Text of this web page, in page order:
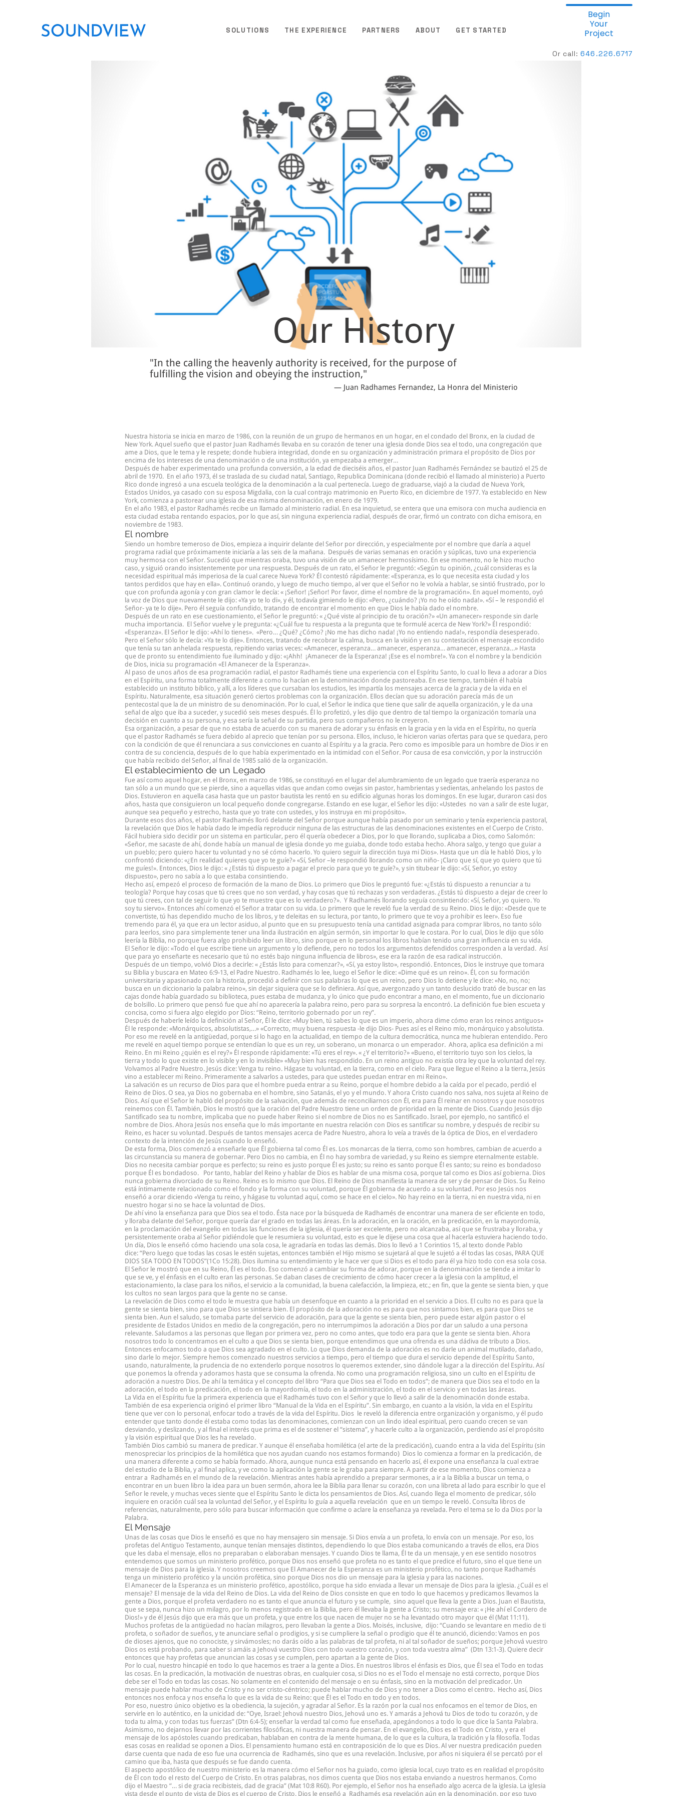
SOLUTIONS THE EXPERIENCE PARTNERS ABOUT GET STARTED
Begin
Your
Project
Or call:646.226.6717
Our History
"In the calling the heavenly authority is received, for the purpose of
fulfilling the vision and obeying the instruction,"
― Juan Radhames Fernandez, La Honra del Ministerio
Nuestra historia se inicia en marzo de 1986, con la reunión de un grupo de hermanos en un hogar, en el condado del Bronx, en la ciudad de
New York. Aquel sueño que el pastor Juan Radhamés llevaba en su corazón de tener una iglesia donde Dios sea el todo, una congregación que
ame a Dios, que le tema y le respete; donde hubiera integridad, donde en su organización y administración primara el propósito de Dios por
encima de los intereses de una denominación o de una institución, ya empezaba a emerger…
Después de haber experimentado una profunda conversión, a la edad de dieciséis años, el pastor Juan Radhamés Fernández se bautizó el 25 de
abril de 1970. En el año 1973, él se traslada de su ciudad natal, Santiago, Republica Dominicana (donde recibió el llamado al ministerio) a Puerto
Rico donde ingresó a una escuela teológica de la denominación a la cual pertenecía. Luego de graduarse, viajó a la ciudad de Nueva York,
Estados Unidos, ya casado con su esposa Migdalia, con la cual contrajo matrimonio en Puerto Rico, en diciembre de 1977. Ya establecido en New
York, comienza a pastorear una iglesia de esa misma denominación, en enero de 1979.
En el año 1983, el pastor Radhamés recibe un llamado al ministerio radial. En esa inquietud, se entera que una emisora con mucha audiencia en
esta ciudad estaba rentando espacios, por lo que así, sin ninguna experiencia radial, después de orar, firmó un contrato con dicha emisora, en
noviembre de 1983.
El nombre
Siendo un hombre temeroso de Dios, empieza a inquirir delante del Señor por dirección, y especialmente por el nombre que daría a aquel
programa radial que próximamente iniciaría a las seis de la mañana. Después de varias semanas en oración y súplicas, tuvo una experiencia
muy hermosa con el Señor. Sucedió que mientras oraba, tuvo una visión de un amanecer hermosísimo. En ese momento, no le hizo mucho
caso, y siguió orando insistentemente por una respuesta. Después de un rato, el Señor le preguntó: «Según tu opinión, ¿cuál consideras es la
necesidad espiritual más imperiosa de la cual carece Nueva York? Él contestó rápidamente: «Esperanza, es lo que necesita esta ciudad y los
tantos perdidos que hay en ella». Continuó orando, y luego de mucho tiempo, al ver que el Señor no le volvía a hablar, se sintió frustrado, por lo
que con profunda agonía y con gran clamor le decía: « ¡Señor! ¡Señor! Por favor, dime el nombre de la programación». En aquel momento, oyó
la voz de Dios que nuevamente le dijo: «Ya yo te lo di», y él, todavía gimiendo le dijo: «Pero, ¿cuándo? ¡Yo no he oído nada!». «Sí – le respondió el
Señor- ya te lo dije». Pero él seguía confundido, tratando de encontrar el momento en que Dios le había dado el nombre.
Después de un rato en ese cuestionamiento, el Señor le preguntó: « ¿Qué viste al principio de tu oración?» «Un amanecer» responde sin darle
mucha importancia. El Señor vuelve y le pregunta: «¿Cuál fue tu respuesta a la pregunta que te formulé acerca de New York?» Él respondió:
«Esperanza». El Señor le dijo: «Ahí lo tienes». «Pero… ¿Qué? ¿Cómo? ¡No me has dicho nada! ¡Yo no entiendo nada!», respondía desesperado.
Pero el Señor sólo le decía: «Ya te lo dije». Entonces, tratando de recobrar la calma, busca en la visión y en su contestación el mensaje escondido
que tenía su tan anhelada respuesta, repitiendo varias veces: «Amanecer, esperanza… amanecer, esperanza… amanecer, esperanza…» Hasta
que de pronto su entendimiento fue iluminado y dijo: «¡Ahh! ¡Amanecer de la Esperanza! ¡Ese es el nombre!». Ya con el nombre y la bendición
de Dios, inicia su programación «El Amanecer de la Esperanza».
Al paso de unos años de esa programación radial, el pastor Radhamés tiene una experiencia con el Espíritu Santo, lo cual lo lleva a adorar a Dios
en el Espíritu, una forma totalmente diferente a como lo hacían en la denominación donde pastoreaba. En ese tiempo, también él había
establecido un instituto bíblico, y allí, a los líderes que cursaban los estudios, les impartía los mensajes acerca de la gracia y de la vida en el
Espíritu. Naturalmente, esa situación generó ciertos problemas con la organización. Ellos decían que su adoración parecía más de un
pentecostal que la de un ministro de su denominación. Por lo cual, el Señor le indica que tiene que salir de aquella organización, y le da una
señal de algo que iba a suceder, y sucedió seis meses después. Él lo profetizó, y les dijo que dentro de tal tiempo la organización tomaría una
decisión en cuanto a su persona, y esa sería la señal de su partida, pero sus compañeros no le creyeron.
Esa organización, a pesar de que no estaba de acuerdo con su manera de adorar y su énfasis en la gracia y en la vida en el Espíritu, no quería
que el pastor Radhamés se fuera debido al aprecio que tenían por su persona. Ellos, incluso, le hicieron varias ofertas para que se quedara, pero
con la condición de que él renunciara a sus convicciones en cuanto al Espíritu y a la gracia. Pero como es imposible para un hombre de Dios ir en
contra de su conciencia, después de lo que había experimentado en la intimidad con el Señor. Por causa de esa convicción, y por la instrucción
que había recibido del Señor, al final de 1985 salió de la organización.
El establecimiento de un Legado
Fue así como aquel hogar, en el Bronx, en marzo de 1986, se constituyó en el lugar del alumbramiento de un legado que traería esperanza no
tan sólo a un mundo que se pierde, sino a aquellas vidas que andan como ovejas sin pastor, hambrientas y sedientas, anhelando los pastos de
Dios. Estuvieron en aquella casa hasta que un pastor bautista les rentó en su edificio algunas horas los domingos. En ese lugar, duraron casi dos
años, hasta que consiguieron un local pequeño donde congregarse. Estando en ese lugar, el Señor les dijo: «Ustedes no van a salir de este lugar,
aunque sea pequeño y estrecho, hasta que yo trate con ustedes, y los instruya en mi propósito».
Durante esos dos años, el pastor Radhamés lloró delante del Señor porque aunque había pasado por un seminario y tenía experiencia pastoral,
la revelación que Dios le había dado le impedía reproducir ninguna de las estructuras de las denominaciones existentes en el Cuerpo de Cristo.
Fácil hubiera sido decidir por un sistema en particular, pero él quería obedecer a Dios, por lo que llorando, suplicaba a Dios, como Salomón:
«Señor, me sacaste de ahí, donde había un manual de iglesia donde yo me guiaba, donde todo estaba hecho. Ahora salgo, y tengo que guiar a
un pueblo; pero quiero hacer tu voluntad y no sé cómo hacerlo. Yo quiero seguir la dirección tuya mi Dios». Hasta que un día le habló Dios, y lo
confrontó diciendo: «¿En realidad quieres que yo te guíe?» «Sí, Señor –le respondió llorando como un niño- ¡Claro que sí, que yo quiero que tú
me guíes!». Entonces, Dios le dijo: « ¿Estás tú dispuesto a pagar el precio para que yo te guíe?», y sin titubear le dijo: «Sí, Señor, yo estoy
dispuesto», pero no sabía a lo que estaba consintiendo.
Hecho así, empezó el proceso de formación de la mano de Dios. Lo primero que Dios le preguntó fue: «¿Estás tú dispuesto a renunciar a tu
teología? Porque hay cosas que tú crees que no son verdad, y hay cosas que tú rechazas y son verdaderas. ¿Estás tú dispuesto a dejar de creer lo
que tú crees, con tal de seguir lo que yo te muestre que es lo verdadero?». Y Radhamés llorando seguía consintiendo: «Sí, Señor, yo quiero. Yo
soy tu siervo». Entonces ahí comenzó el Señor a tratar con su vida. Lo primero que le reveló fue la verdad de su Reino. Dios le dijo: «Desde que te
convertiste, tú has dependido mucho de los libros, y te deleitas en su lectura, por tanto, lo primero que te voy a prohibir es leer». Eso fue
tremendo para él, ya que era un lector asiduo, al punto que en su presupuesto tenía una cantidad asignada para comprar libros, no tanto sólo
para leerlos, sino para simplemente tener una linda ilustración en algún sermón, sin importar lo que le costara. Por lo cual, Dios le dijo que sólo
leería la Biblia, no porque fuera algo prohibido leer un libro, sino porque en lo personal los libros habían tenido una gran influencia en su vida.
El Señor le dijo: «Todo el que escribe tiene un argumento y lo defiende, pero no todos los argumentos defendidos corresponden a la verdad. Así
que para yo enseñarte es necesario que tú no estés bajo ninguna influencia de libros», ese era la razón de esa radical instrucción.
Después de un tiempo, volvió Dios a decirle: « ¿Estás listo para comenzar?», «Sí, ya estoy listo», respondió. Entonces, Dios le instruye que tomara
su Biblia y buscara en Mateo 6:9-13, el Padre Nuestro. Radhamés lo lee, luego el Señor le dice: «Dime qué es un reino». Él, con su formación
universitaria y apasionado con la historia, procedió a definir con sus palabras lo que es un reino, pero Dios lo detiene y le dice: «No, no, no;
busca en un diccionario la palabra reino», sin dejar siquiera que se lo definiera. Así que, avergonzado y un tanto deslucido trató de buscar en las
cajas donde había guardado su biblioteca, pues estaba de mudanza, y lo único que pudo encontrar a mano, en el momento, fue un diccionario
de bolsillo. Lo primero que pensó fue que ahí no aparecería la palabra reino, pero para su sorpresa la encontró. La definición fue bien escueta y
concisa, como si fuera algo elegido por Dios: “Reino, territorio gobernado por un rey”.
Después de haberle leído la definición al Señor, Él le dice: «Muy bien, tú sabes lo que es un imperio, ahora dime cómo eran los reinos antiguos»
Él le responde: «Monárquicos, absolutistas,…» «Correcto, muy buena respuesta -le dijo Dios- Pues así es el Reino mío, monárquico y absolutista.
Por eso me revelé en la antigüedad, porque si lo hago en la actualidad, en tiempo de la cultura democrática, nunca me hubieran entendido. Pero
me revelé en aquel tiempo porque se entendían lo que es un rey, un soberano, un monarca o un emperador. Ahora, aplica esa definición a mi
Reino. En mi Reino ¿quién es el rey?» Él responde rápidamente: «Tú eres el rey». « ¿Y el territorio?» «Bueno, el territorio tuyo son los cielos, la
tierra y todo lo que existe en lo visible y en lo invisible» «Muy bien has respondido. En un reino antiguo no existía otra ley que la voluntad del rey.
Volvamos al Padre Nuestro. Jesús dice: Venga tu reino. Hágase tu voluntad, en la tierra, como en el cielo. Para que llegue el Reino a la tierra, Jesús
vino a establecer mi Reino. Primeramente a salvarlos a ustedes, para que ustedes puedan entrar en mi Reino».
La salvación es un recurso de Dios para que el hombre pueda entrar a su Reino, porque el hombre debido a la caída por el pecado, perdió el
Reino de Dios. O sea, ya Dios no gobernaba en el hombre, sino Satanás, el yo y el mundo. Y ahora Cristo cuando nos salva, nos sujeta al Reino de
Dios. Así que el Señor le habló del propósito de la salvación, que además de reconciliarnos con Él, era para Él reinar en nosotros y que nosotros
reinemos con Él. También, Dios le mostró que la oración del Padre Nuestro tiene un orden de prioridad en la mente de Dios. Cuando Jesús dijo
Santificado sea tu nombre, implicaba que no puede haber Reino si el nombre de Dios no es Santificado. Israel, por ejemplo, no santificó el
nombre de Dios. Ahora Jesús nos enseña que lo más importante en nuestra relación con Dios es santificar su nombre, y después de recibir su
Reino, es hacer su voluntad. Después de tantos mensajes acerca de Padre Nuestro, ahora lo veía a través de la óptica de Dios, en el verdadero
contexto de la intención de Jesús cuando lo enseñó.
De esta forma, Dios comenzó a enseñarle que Él gobierna tal como Él es. Los monarcas de la tierra, como son hombres, cambian de acuerdo a
las circunstancia su manera de gobernar. Pero Dios no cambia, en Él no hay sombra de variedad, y su Reino es siempre eternalmente estable.
Dios no necesita cambiar porque es perfecto; su reino es justo porque Él es justo; su reino es santo porque Él es santo; su reino es bondadoso
porque Él es bondadoso. Por tanto, hablar del Reino y hablar de Dios es hablar de una misma cosa, porque tal como es Dios así gobierna. Dios
nunca gobierna divorciado de su Reino. Reino es lo mismo que Dios. El Reino de Dios manifiesta la manera de ser y de pensar de Dios. Su Reino
está íntimamente relacionado como el fondo y la forma con su voluntad, porque Él gobierna de acuerdo a su voluntad. Por eso Jesús nos
enseñó a orar diciendo «Venga tu reino, y hágase tu voluntad aquí, como se hace en el cielo». No hay reino en la tierra, ni en nuestra vida, ni en
nuestro hogar si no se hace la voluntad de Dios.
De ahí vino la enseñanza para que Dios sea el todo. Ésta nace por la búsqueda de Radhamés de encontrar una manera de ser eficiente en todo,
y lloraba delante del Señor, porque quería dar el grado en todas las áreas. En la adoración, en la oración, en la predicación, en la mayordomía,
en la proclamación del evangelio en todas las funciones de la iglesia, él quería ser excelente, pero no alcanzaba, así que se frustraba y lloraba, y
persistentemente oraba al Señor pidiéndole que le resumiera su voluntad, esto es que le dijese una cosa que al hacerla estuviera haciendo todo.
Un día, Dios le enseñó cómo haciendo una sola cosa, le agradaría en todas las demás. Dios lo llevó a 1 Corintios 15, al texto donde Pablo
dice: “Pero luego que todas las cosas le estén sujetas, entonces también el Hijo mismo se sujetará al que le sujetó a él todas las cosas, PARA QUE
DIOS SEA TODO EN TODOS”(1Co 15:28). Dios ilumina su entendimiento y le hace ver que si Dios es el todo para él ya hizo todo con esa sola cosa.
El Señor le mostró que en su Reino, Él es el todo. Eso comenzó a cambiar su forma de adorar, porque en la denominación se tiende a imitar lo
que se ve, y el énfasis en el culto eran las personas. Se daban clases de crecimiento de cómo hacer crecer a la iglesia con la amplitud, el
estacionamiento, la clase para los niños, el servicio a la comunidad, la buena calefacción, la limpieza, etc.; en fin, que la gente se sienta bien, y que
los cultos no sean largos para que la gente no se canse.
La revelación de Dios como el todo le muestra que había un desenfoque en cuanto a la prioridad en el servicio a Dios. El culto no es para que la
gente se sienta bien, sino para que Dios se sintiera bien. El propósito de la adoración no es para que nos sintamos bien, es para que Dios se
sienta bien. Aun el saludo, se tomaba parte del servicio de adoración, para que la gente se sienta bien, pero puede estar algún pastor o el
presidente de Estados Unidos en medio de la congregación, pero no interrumpimos la adoración a Dios por dar un saludo a una persona
relevante. Saludamos a las personas que llegan por primera vez, pero no como antes, que todo era para que la gente se sienta bien. Ahora
nosotros todo lo concentramos en el culto a que Dios se sienta bien, porque entendimos que una ofrenda es una dádiva de tributo a Dios.
Entonces enfocamos todo a que Dios sea agradado en el culto. Lo que Dios demanda de la adoración es no darle un animal mutilado, dañado,
sino darle lo mejor. Siempre hemos comenzado nuestros servicios a tiempo, pero el tiempo que dura el servicio depende del Espíritu Santo,
usando, naturalmente, la prudencia de no extenderlo porque nosotros lo queremos extender, sino dándole lugar a la dirección del Espíritu. Así
que ponemos la ofrenda y adoramos hasta que se consuma la ofrenda. No como una programación religiosa, sino un culto en el Espíritu de
adoración a nuestro Dios. De ahí la temática y el concepto del libro “Para que Dios sea el Todo en todos”; de manera que Dios sea el todo en la
adoración, el todo en la predicación, el todo en la mayordomía, el todo en la administración, el todo en el servicio y en todas las áreas.
La Vida en el Espíritu fue la primera experiencia que el Radhamés tuvo con el Señor y que lo llevó a salir de la denominación donde estaba.
También de esa experiencia originó el primer libro “Manual de la Vida en el Espíritu”. Sin embargo, en cuanto a la visión, la vida en el Espíritu
tiene que ver con lo personal, enfocar todo a través de la vida del Espíritu. Dios le reveló la diferencia entre organización y organismo, y él pudo
entender que tanto donde él estaba como todas las denominaciones, comienzan con un lindo ideal espiritual, pero cuando crecen se van
desviando, y deslizando, y al final el interés que prima es el de sostener el “sistema”, y hacerle culto a la organización, perdiendo así el propósito
y la visión espiritual que Dios les ha revelado.
También Dios cambió su manera de predicar. Y aunque él enseñaba homilética (el arte de la predicación), cuando entra a la vida del Espíritu (sin
menospreciar los principios de la homilética que nos ayudan cuando nos estamos formando) Dios lo comienza a formar en la predicación, de
una manera diferente a como se había formado. Ahora, aunque nunca está pensando en hacerlo así, él expone una enseñanza la cual extrae
del estudio de la Biblia, y al final aplica, y ve como la aplicación la gente se le graba para siempre. A partir de ese momento, Dios comienza a
entrar a Radhamés en el mundo de la revelación. Mientras antes había aprendido a preparar sermones, a ir a la Biblia a buscar un tema, o
encontrar en un buen libro la idea para un buen sermón, ahora lee la Biblia para llenar su corazón, con una libreta al lado para escribir lo que el
Señor le revele, y muchas veces siente que el Espíritu Santo le dicta los pensamientos de Dios. Así, cuando llega el momento de predicar, sólo
inquiere en oración cuál sea la voluntad del Señor, y el Espíritu lo guía a aquella revelación que en un tiempo le reveló. Consulta libros de
referencias, naturalmente, pero sólo para buscar información que confirme o aclare la enseñanza ya revelada. Pero el tema se lo da Dios por la
Palabra.
El Mensaje
Unas de las cosas que Dios le enseñó es que no hay mensajero sin mensaje. Si Dios envía a un profeta, lo envía con un mensaje. Por eso, los
profetas del Antiguo Testamento, aunque tenían mensajes distintos, dependiendo lo que Dios estaba comunicando a través de ellos, era Dios
que les daba el mensaje, ellos no preparaban o elaboraban mensajes. Y cuando Dios te llama, Él te da un mensaje, y en ese sentido nosotros
entendemos que somos un ministerio profético, porque Dios nos enseñó que profeta no es tanto el que predice el futuro, sino el que tiene un
mensaje de Dios para la iglesia. Y nosotros creemos que El Amanecer de la Esperanza es un ministerio profético, no tanto porque Radhamés
tenga un ministerio profético y la unción profética, sino porque Dios nos dio un mensaje para la iglesia y para las naciones.
El Amanecer de la Esperanza es un ministerio profético, apostólico, porque ha sido enviada a llevar un mensaje de Dios para la iglesia. ¿Cuál es el
mensaje? El mensaje de la vida del Reino de Dios. La vida del Reino de Dios consiste en que en todo lo que hacemos y predicamos llevamos la
gente a Dios, porque el profeta verdadero no es tanto el que anuncia el futuro y se cumple, sino aquel que lleva la gente a Dios. Juan el Bautista,
que se sepa, nunca hizo un milagro, por lo menos registrado en la Biblia, pero él llevaba la gente a Cristo; su mensaje era: « ¡He ahí el Cordero de
Dios!» y de él Jesús dijo que era más que un profeta, y que entre los que nacen de mujer no se ha levantado otro mayor que él (Mat 11:11).
Muchos profetas de la antigüedad no hacían milagros, pero llevaban la gente a Dios. Moisés, inclusive, dijo: “Cuando se levantare en medio de ti
profeta, o soñador de sueños, y te anunciare señal o prodigios, y si se cumpliere la señal o prodigio que él te anunció, diciendo: Vamos en pos
de dioses ajenos, que no conociste, y sirvámosles; no darás oído a las palabras de tal profeta, ni al tal soñador de sueños; porque Jehová vuestro
Dios os está probando, para saber si amáis a Jehová vuestro Dios con todo vuestro corazón, y con toda vuestra alma” (Dtn 13:1-3). Quiere decir
entonces que hay profetas que anuncian las cosas y se cumplen, pero apartan a la gente de Dios.
Por lo cual, nuestro hincapié en todo lo que hacemos es traer a la gente a Dios. En nuestros libros el énfasis es Dios, que Él sea el Todo en todas
las cosas. En la predicación, la motivación de nuestras obras, en cualquier cosa, si Dios no es el Todo el mensaje no está correcto, porque Dios
debe ser el Todo en todas las cosas. No solamente en el contenido del mensaje o en su énfasis, sino en la motivación del predicador. Un
mensaje puede hablar mucho de Cristo y no ser cristo-céntrico; puede hablar mucho de Dios y no tener a Dios como el centro. Hecho así, Dios
entonces nos enfoca y nos enseña lo que es la vida de su Reino: que Él es el Todo en todo y en todos.
Por eso, nuestro único objetivo es la obediencia, la sujeción, y agradar al Señor. Es la razón por la cual nos enfocamos en el temor de Dios, en
servirle en lo auténtico, en la unicidad de: “Oye, Israel: Jehová nuestro Dios, Jehová uno es. Y amarás a Jehová tu Dios de todo tu corazón, y de
toda tu alma, y con todas tus fuerzas” (Dtn 6:4-5); enseñar la verdad tal como fue enseñada, apegándonos a todo lo que dice la Santa Palabra.
Asimismo, no dejarnos llevar por las corrientes filosóficas, ni nuestra manera de pensar. En el evangelio, Dios es el Todo en Cristo, y era el
mensaje de los apóstoles cuando predicaban, hablaban en contra de la mente humana, de lo que es la cultura, la tradición y la filosofía. Todas
esas cosas en realidad se oponen a Dios. El pensamiento humano está en contraposición de lo que es Dios. Al ver nuestra predicación pueden
darse cuenta que nada de eso fue una ocurrencia de Radhamés, sino que es una revelación. Inclusive, por años ni siquiera él se percató por el
camino que iba, hasta que después se fue dando cuenta.
El aspecto apostólico de nuestro ministerio es la manera cómo el Señor nos ha guiado, como iglesia local, cuyo trato es en realidad el propósito
de Él con todo el resto del Cuerpo de Cristo. En otras palabras, nos dimos cuenta que Dios nos estaba enviando a nuestros hermanos. Como
dijo el Maestro “… si de gracia recibisteis, dad de gracia” (Mat 10:8 R60). Por ejemplo, el Señor nos ha enseñado algo acerca de la iglesia. La iglesia
vista desde el punto de vista de Dios es el cuerpo de Cristo. Dios le enseñó a Radhamés esa revelación aún en la denominación, por eso tuvo